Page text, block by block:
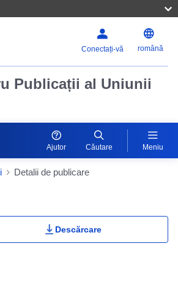
Conectați-vă română
Publicații al Uniunii
Ajutor Căutare Meniu
Detalii de publicare
Actions Portlet
Descărcare